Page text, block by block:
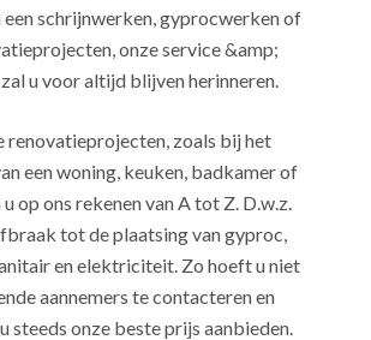
een schrijnwerken, gyprocwerken of
onze service &amp;
u voor altijd blijven herinneren.
renovatieprojecten, zoals bij het
een woning, keuken, badkamer of
op ons rekenen van A tot Z. D.w.z.
tot de plaatsing van gyproc,
en elektriciteit. Zo hoeft u niet
aannemers te contacteren en
steeds onze beste prijs aanbieden.